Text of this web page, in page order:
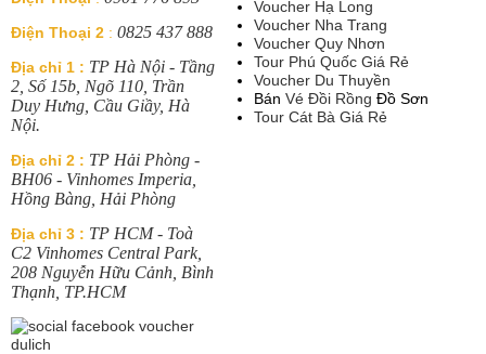
Điện Thoại 2 : 0825 437 888
Địa chỉ 1 : TP Hà Nội - Tầng
2, Số 15b, Ngõ 110, Trần
Duy Hưng, Cầu Giầy, Hà
Nội.
Địa chỉ 2 : TP Hải Phòng -
BH06 - Vinhomes Imperia,
Hồng Bàng, Hải Phòng
Địa chỉ 3 : TP HCM - Toà
C2 Vinhomes Central Park,
208 Nguyễn Hữu Cảnh, Bình
Thạnh, TP.HCM
Voucher Hạ Long
Voucher Nha Trang
Voucher Quy Nhơn
Tour Phú Quốc Giá Rẻ
Voucher Du Thuyền
Bán Vé Đồi Rồng Đồ Sơn
Tour Cát Bà Giá Rẻ